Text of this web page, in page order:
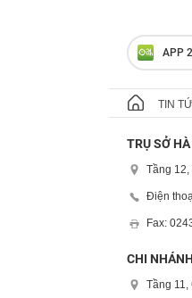
APP
TIN
TRỤ SỞ
Tầng
Điện
Fax:
CHI
Tầng